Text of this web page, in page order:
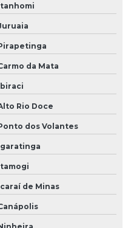
da Mata
Rio Doce
dos Volantes
de Minas